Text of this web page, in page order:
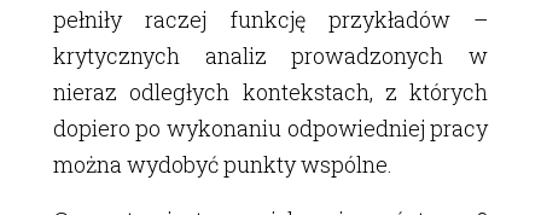
pełniły raczej funkcję przykładów –
krytycznych analiz prowadzonych w
nieraz odległych kontekstach, z których
dopiero po wykonaniu odpowiedniej pracy
można wydobyć punkty wspólne.